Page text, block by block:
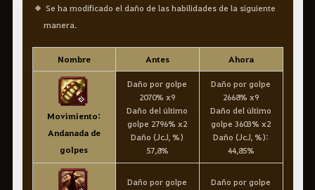
Se ha modificado el daño de las habilidades de la siguiente
manera.
Nombre Antes Ahora
Movimiento:
Andanada de
golpes
Daño por golpe
2070% x9
Daño del último
golpe 2796% x2
Daño (JcJ, %)
57,8%
Daño por golpe
2668% x9
Daño del último
golpe 3603% x2
Daño (JcJ, %):
44,85%
Daño por golpe
Daño por golpe